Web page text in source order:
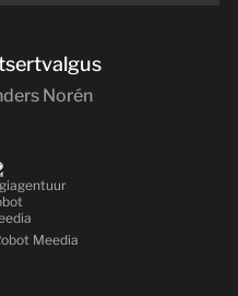
Norén
Meedia